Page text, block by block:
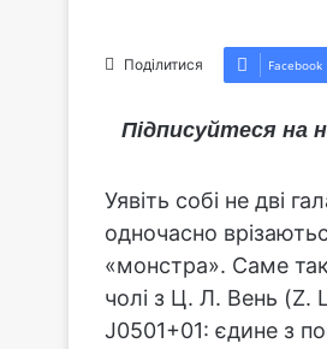
Поділитися Facebook
Підписуйтеся на
Уявіть собі не дві
одночасно
«монстра». Саме
чолі з Ц. Л. Вень (Z.
J0501+01: єдине з